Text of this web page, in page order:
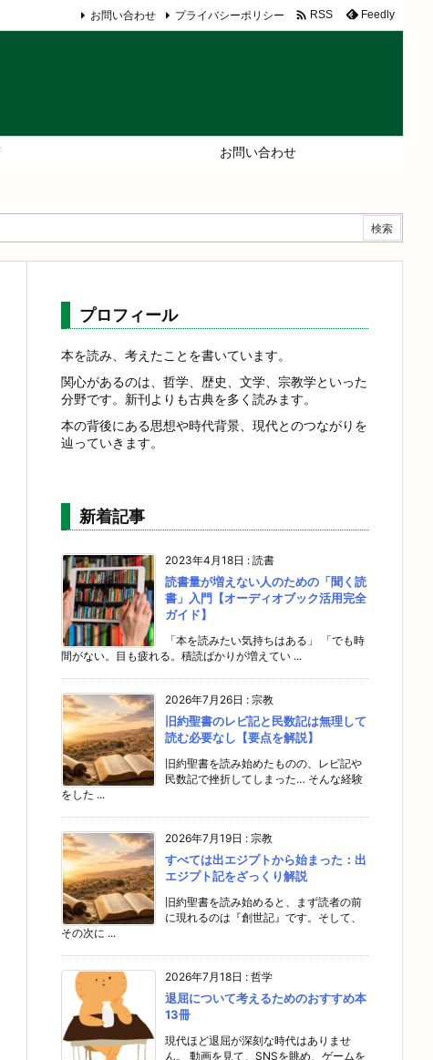
お問い合わせ
お問い合わせ プライバシーポリシー  RSS Feedly
プロフィール
本を読み、考えたことを書いています。
関心があるのは、哲学、歴史、文学、宗教学といった
分野です。新刊よりも古典を多く読みます。
本の背後にある思想や時代背景、現代とのつながりを
辿っていきます。
新着記事
2023年4月18日 : 読書
読書量が増えない人のための「聞く読
書」入門【オーディオブック活用完全
ガイド】
「本を読みたい気持ちはある」 「でも時
間がない。目も疲れる。積読ばかりが増えてい ...
2026年7月26日 : 宗教
旧約聖書のレビ記と民数記は無理して
読む必要なし【要点を解説】
旧約聖書を読み始めたものの、レビ記や
民数記で挫折してしまった… そんな経験
をした ...
2026年7月19日 : 宗教
すべては出エジプトから始まった：出
エジプト記をざっくり解説
旧約聖書を読み始めると、まず読者の前
に現れるのは『創世記』です。そして、
その次に ...
2026年7月18日 : 哲学
退屈について考えるためのおすすめ本
13冊
現代ほど退屈が深刻な時代はありませ
ん。 動画を見て、SNSを眺め、ゲームを